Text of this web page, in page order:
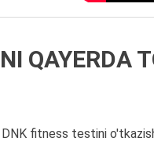
QAYERDA